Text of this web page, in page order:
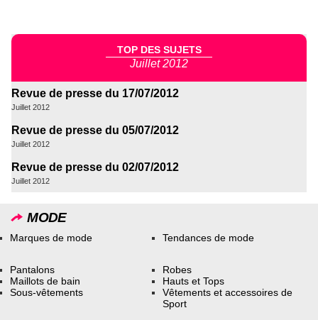
TOP DES SUJETS
Juillet 2012
Revue de presse du 17/07/2012
Juillet 2012
Revue de presse du 05/07/2012
Juillet 2012
Revue de presse du 02/07/2012
Juillet 2012
MODE
Marques de mode Tendances de mode
Pantalons
Maillots de bain
Sous-vêtements
Robes
Hauts et Tops
Vêtements et accessoires de
Sport